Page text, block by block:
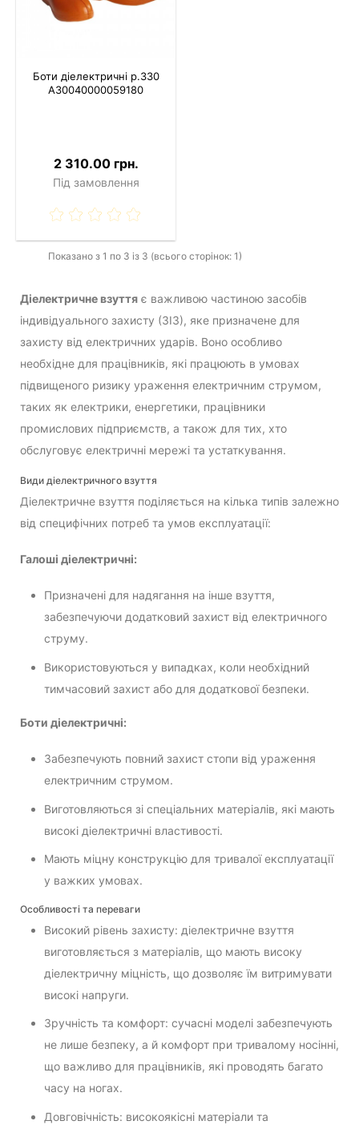
Боти діелектричні р.330
A30040000059180
2 310.00 грн.
Під замовлення
Показано з 1 по 3 із 3 (всього сторінок: 1)
Діелектричне взуття є важливою частиною засобів
індивідуального захисту (ЗІЗ), яке призначене для
захисту від електричних ударів. Воно особливо
необхідне для працівників, які працюють в умовах
підвищеного ризику ураження електричним струмом,
таких як електрики, енергетики, працівники
промислових підприємств, а також для тих, хто
обслуговує електричні мережі та устаткування.
Види діелектричного взуття
Діелектричне взуття поділяється на кілька типів залежно
від специфічних потреб та умов експлуатації:
Галоші діелектричні:
Призначені для надягання на інше взуття,
забезпечуючи додатковий захист від електричного
струму.
Використовуються у випадках, коли необхідний
тимчасовий захист або для додаткової безпеки.
Боти діелектричні:
Забезпечують повний захист стопи від ураження
електричним струмом.
Виготовляються зі спеціальних матеріалів, які мають
високі діелектричні властивості.
Мають міцну конструкцію для тривалої експлуатації
у важких умовах.
Особливості та переваги
Високий рівень захисту: діелектричне взуття
виготовляється з матеріалів, що мають високу
діелектричну міцність, що дозволяє їм витримувати
високі напруги.
Зручність та комфорт: сучасні моделі забезпечують
не лише безпеку, а й комфорт при тривалому носінні,
що важливо для працівників, які проводять багато
часу на ногах.
Довговічність: високоякісні матеріали та